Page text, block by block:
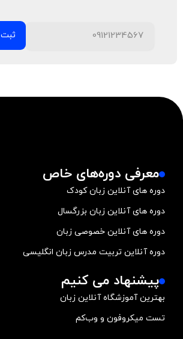
معرفی دوره‌های خاص
دوره های آنلاین زبان کودک
دوره های آنلاین زبان بزرگسال
دوره های آنلاین خصوصی زبان
دوره آنلاین تربیت مدرس زبان انگلیسی
پیشنهاد می کنیم
بهترین آموزشگاه آنلاین زبان
تست میکروفون و وب‌کم